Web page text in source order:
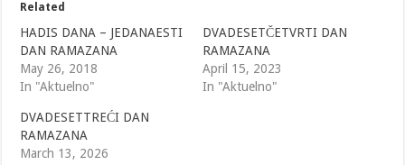
Related
HADIS DANA – JEDANAESTI
DAN RAMAZANA
May 26, 2018
In "Aktuelno"
DVADESETČETVRTI DAN
RAMAZANA
April 15, 2023
In "Aktuelno"
DVADESETTREĆI DAN
RAMAZANA
March 13, 2026